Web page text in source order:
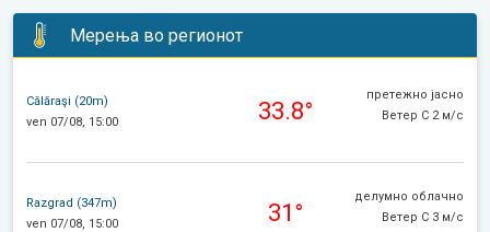
Мерења во регионот
Călăraşi (20m)
ven 07/08, 15:00
33.8°
претежно јасно
Ветер С 2 м/с
Razgrad (347m)
ven 07/08, 15:00
31°
делумно облачно
Ветер С 3 м/с